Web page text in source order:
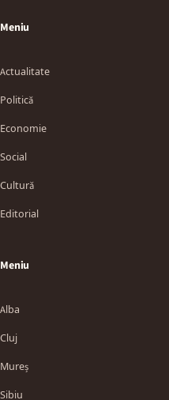
Meniu
Actualitate
Politică
Economie
Social
Cultură
Editorial
Meniu
Alba
Cluj
Mureș
Sibiu